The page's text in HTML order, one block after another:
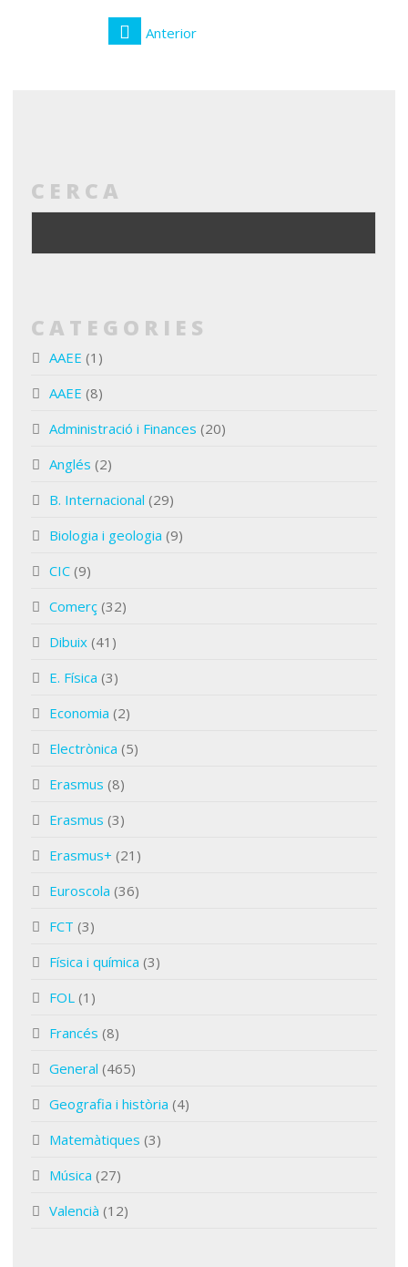
Anterior
CERCA
CATEGORIES
AAEE (1)
AAEE (8)
Administració i Finances (20)
Anglés (2)
B. Internacional (29)
Biologia i geologia (9)
CIC (9)
Comerç (32)
Dibuix (41)
E. Física (3)
Economia (2)
Electrònica (5)
Erasmus (8)
Erasmus (3)
Erasmus+ (21)
Euroscola (36)
FCT (3)
Física i química (3)
FOL (1)
Francés (8)
General (465)
Geografia i història (4)
Matemàtiques (3)
Música (27)
Valencià (12)